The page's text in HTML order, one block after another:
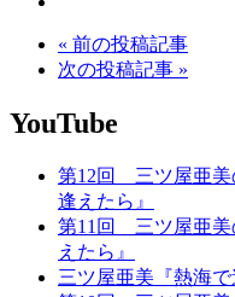
« 前の投稿記事
次の投稿記事 »
YouTube
第12回 三ツ屋亜
逢えたら』
第11回 三ツ屋亜美
えたら』
三ツ屋亜美『熱海